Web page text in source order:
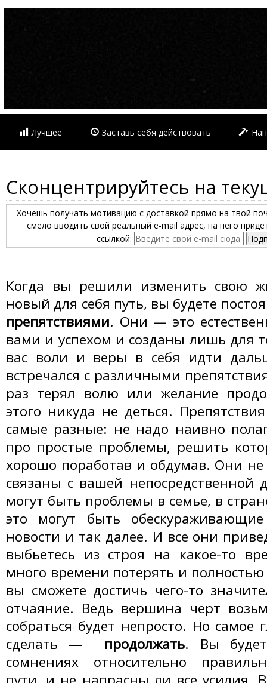
Лучшее Заставь себя действовать
Сконцентрируйтесь на
Хочешь получать мотивацию с доставкой прямо на твой
смело вводить свой реальный e-mail адрес, на него
ссылкой:
Когда вы решили изменить свою
новый для себя путь, вы будете
препятствиями. Они — это
вами и успехом и созданы лишь для
вас воли и веры в себя идти
встречался с различными
раз терял волю или желание
этого никуда не деться.
самые разные: не надо наивно
про простые проблемы, решить
хорошо поработав и обдумав. Они не
связаны с вашей непосредственной
могут быть проблемы в семье, в
это могут быть
новости и так далее. И все они
выбьетесь из строя на какое-то
много времени потерять и полностью
вы сможете достичь чего-то
отчаяние. Ведь вершина черт
собраться будет непросто. Но самое
сделать — продолжать. Вы
сомнениях относительно